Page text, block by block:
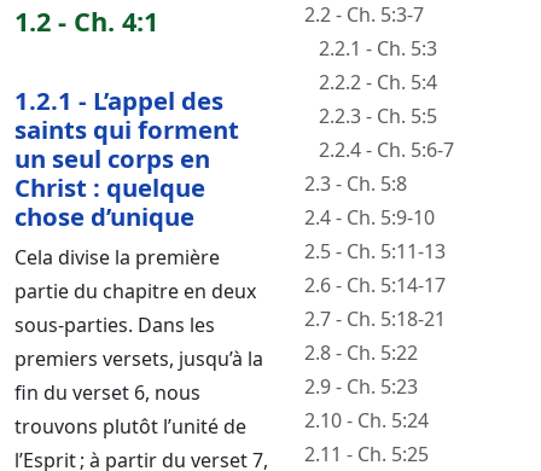
1.2 - Ch. 4:1
1.2.1 - L’appel des
saints qui forment
un seul corps en
Christ : quelque
chose d’unique
Cela divise la première
partie du chapitre en deux
sous-parties. Dans les
premiers versets, jusqu’à la
fin du verset 6, nous
trouvons plutôt l’unité de
l’Esprit ; à partir du verset 7,
2.2 - Ch. 5:3-7
2.2.1 - Ch. 5:3
2.2.2 - Ch. 5:4
2.2.3 - Ch. 5:5
2.2.4 - Ch. 5:6-7
2.3 - Ch. 5:8
2.4 - Ch. 5:9-10
2.5 - Ch. 5:11-13
2.6 - Ch. 5:14-17
2.7 - Ch. 5:18-21
2.8 - Ch. 5:22
2.9 - Ch. 5:23
2.10 - Ch. 5:24
2.11 - Ch. 5:25